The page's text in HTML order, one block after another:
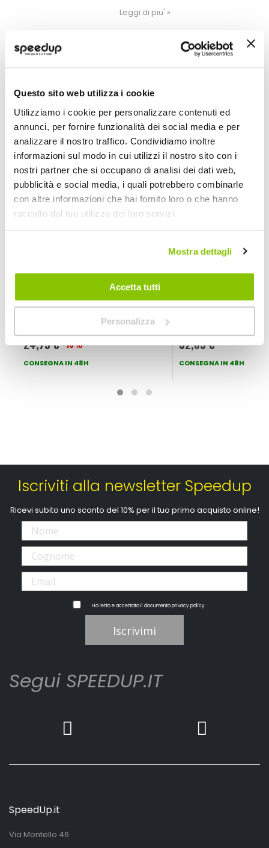
Questo sito web utilizza i cookie
Utilizziamo i cookie per personalizzare contenuti ed
annunci, per fornire funzionalità dei social media e per
analizzare il nostro traffico. Condividiamo inoltre
informazioni sul modo in cui utilizzi il nostro sito con i
nostri partner che si occupano di analisi dei dati web,
pubblicità e social media, i quali potrebbero combinarle
con altre informazioni che hai fornito loro o che hanno
raccolto dal tuo utilizzo dei loro servizi.
Mostra dettagli
Accetta tutti
Personalizza
della nostra auto è il sale sparso
rischi di effetti corrosivi su parafanghi,
Leggi di piu' »
Miglior Prezzo
Cera e polish - Sintetica Hybrid Ceramic Wax -
Prezzo
speciale
24,75 € -18%
CONSEGNA IN 48H
Quasi esaurito
32,65 €
CONSEGNA IN 48H
Iscriviti alla newsletter Speedup
Ricevi subito uno sconto del 10% per il tuo primo acquisto online!
Ho letto e accettato il documentoprivacy policy
Iscrivimi
Segui SPEEDUP.IT
SpeedUp.it
Via Montello 46